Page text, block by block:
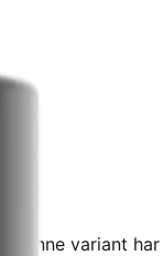
variant har